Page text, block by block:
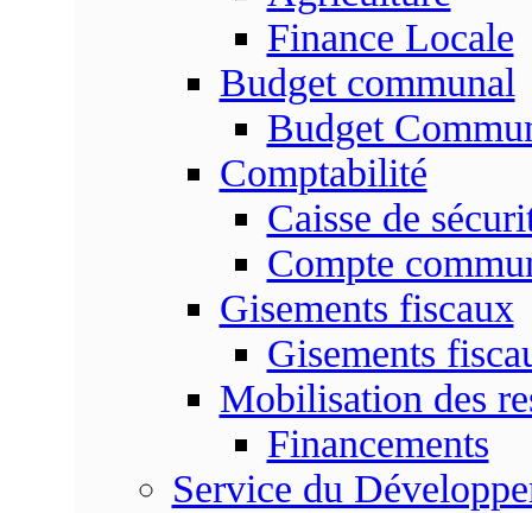
Finance Locale
Budget communal
Budget
Comptabilité
Caisse de
Compte
Gisements fiscaux
Gisements
Mobilisation des
Financements
Service du